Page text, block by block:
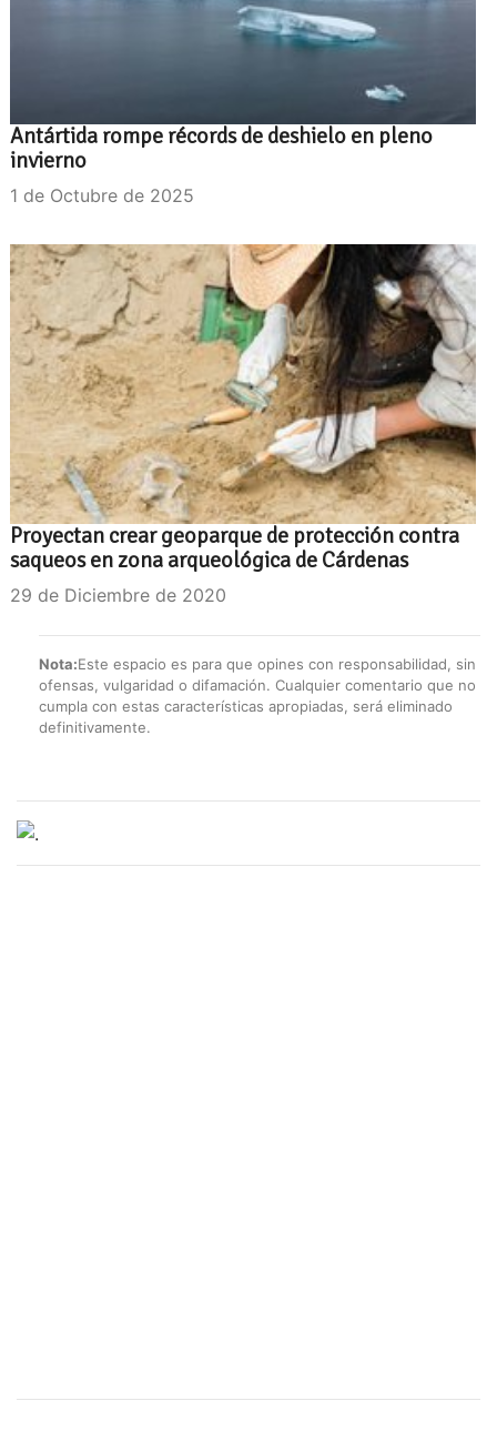
Antártida rompe récords de deshielo en pleno
invierno
1 de Octubre de 2025
Proyectan crear geoparque de protección contra
saqueos en zona arqueológica de Cárdenas
29 de Diciembre de 2020
Nota:Este espacio es para que opines con responsabilidad, sin
ofensas, vulgaridad o difamación. Cualquier comentario que no
cumpla con estas características apropiadas, será eliminado
definitivamente.